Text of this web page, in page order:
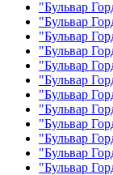
"Бульвар
"Бульвар
"Бульвар
"Бульвар
"Бульвар
"Бульвар
"Бульвар
"Бульвар
"Бульвар
"Бульвар
"Бульвар
"Бульвар